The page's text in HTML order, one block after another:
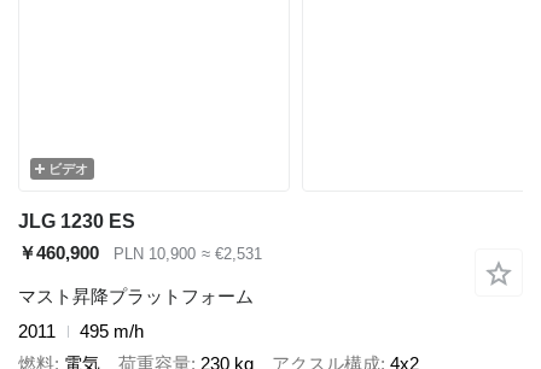
ビデオ
JLG 1230 ES
￥460,900
PLN 10,900 ≈ €2,531
マスト昇降プラットフォーム
2011
495 m/h
燃料 電気 荷重容量 230 kg アクスル構成 4x2